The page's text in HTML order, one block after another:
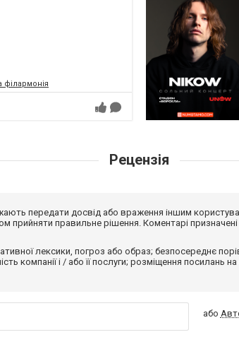
філармонія
Рецензія
передати досвід або враження іншим
прийняти правильне рішення. Коментарі
лексики, погроз або образ; безпосереднє
компанії і / або її послуги; розміщення посилань
або